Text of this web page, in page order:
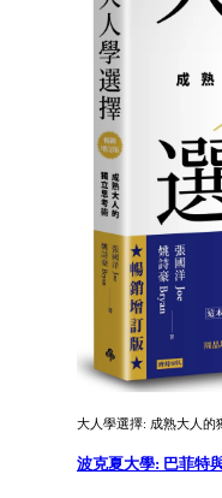
大人學選擇: 成熟大人的
波克夏大學: 巴菲特